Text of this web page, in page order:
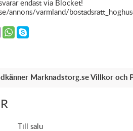
endast via Blocket!
annons/varmland/
Marknadstorg.se Villkor och
Till salu